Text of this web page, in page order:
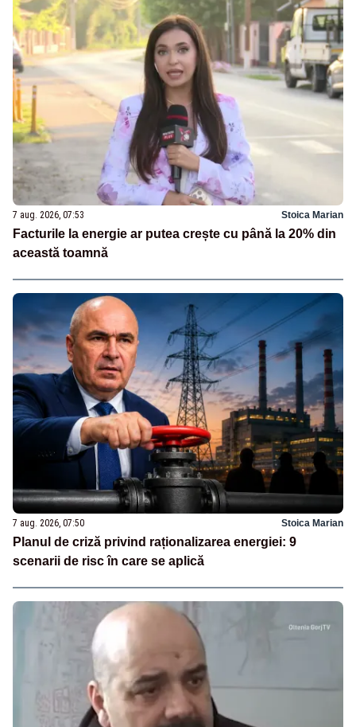
7 aug. 2026, 07:53 Stoica Marian
Facturile la energie ar putea crește cu până la 20% din
această toamnă
7 aug. 2026, 07:50 Stoica Marian
Planul de criză privind raționalizarea energiei: 9
scenarii de risc în care se aplică